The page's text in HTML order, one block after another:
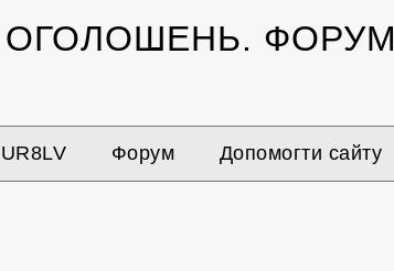
ФОРУМ
Форум Допомогти сайту